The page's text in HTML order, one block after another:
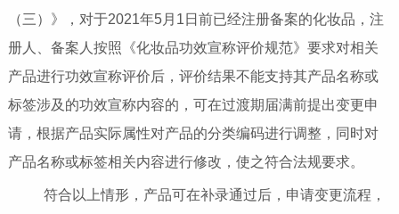
（三）》，对于2021年5月1日前已经注册备案的化妆品，注
册人、备案人按照《化妆品功效宣称评价规范》要求对相关
产品进行功效宣称评价后，评价结果不能支持其产品名称或
标签涉及的功效宣称内容的，可在过渡期届满前提出变更申
请，根据产品实际属性对产品的分类编码进行调整，同时对
产品名称或标签相关内容进行修改，使之符合法规要求。
符合以上情形，产品可在补录通过后，申请变更流程，